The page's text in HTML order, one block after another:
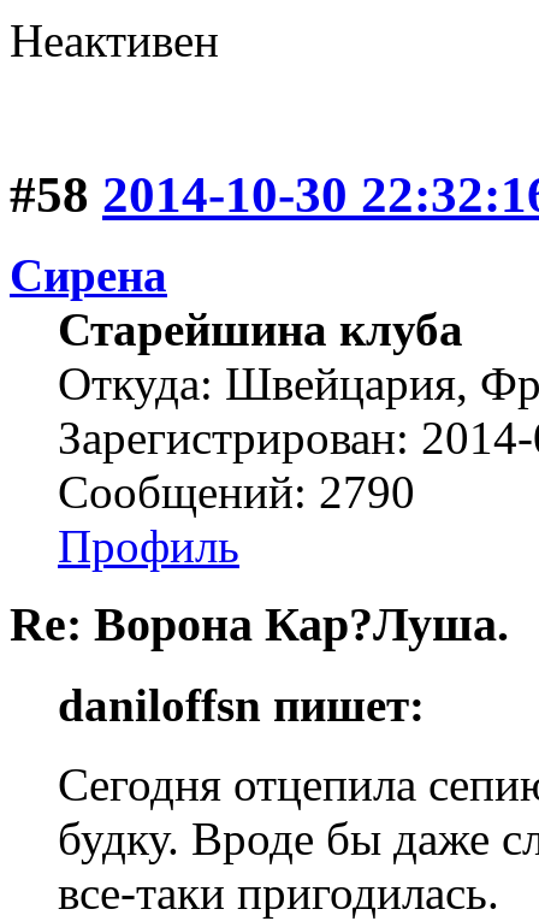
Неактивен
#58 2014-10-30
Сирена
Старейшина клуба
Откуда: Швейцария,
Зарегистрирован:
Сообщений: 2790
Профиль
Re: Ворона Кар?Луша.
daniloffsn пишет:
Сегодня отцепила
будку. Вроде бы даже
все-таки пригодилась.